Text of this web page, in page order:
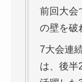
前回大会
の壁を破
7大会連
は、後半